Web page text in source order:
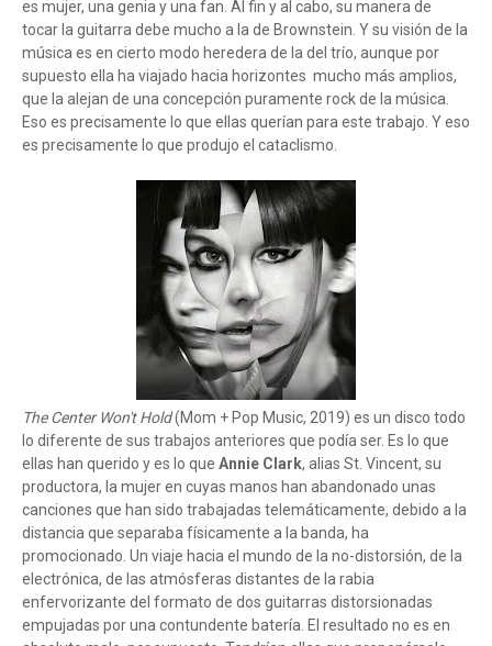
es mujer, una genia y una fan. Al fin y al cabo, su manera de
tocar la guitarra debe mucho a la de Brownstein. Y su visión de la
música es en cierto modo heredera de la del trío, aunque por
supuesto ella ha viajado hacia horizontes mucho más amplios,
que la alejan de una concepción puramente rock de la música.
Eso es precisamente lo que ellas querían para este trabajo. Y eso
es precisamente lo que produjo el cataclismo.
The Center Won't Hold(Mom + Pop Music, 2019) es un disco todo
lo diferente de sus trabajos anteriores que podía ser. Es lo que
ellas han querido y es lo que Annie Clark, alias St. Vincent, su
productora, la mujer en cuyas manos han abandonado unas
canciones que han sido trabajadas telemáticamente, debido a la
distancia que separaba físicamente a la banda, ha
promocionado. Un viaje hacia el mundo de la no-distorsión, de la
electrónica, de las atmósferas distantes de la rabia
enfervorizante del formato de dos guitarras distorsionadas
empujadas por una contundente batería. El resultado no es en